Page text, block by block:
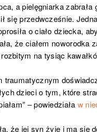
a pielęgniarka
się przedwcześnie.
o ciało dziecka,
że ciałem noworodka
na tysiąc
traumatycznym
dzieci o tym, które
– powiedziała w
że jej syn żyje i ma się